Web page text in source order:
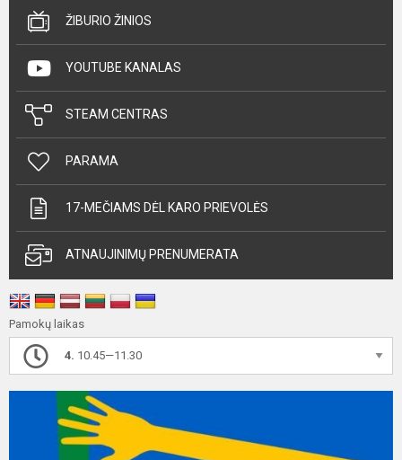
ŽIBURIO ŽINIOS
YOUTUBE KANALAS
STEAM CENTRAS
PARAMA
17-MEČIAMS DĖL KARO PRIEVOLĖS
ATNAUJINIMŲ PRENUMERATA
Pamokų laikas
4. 10.45—11.30